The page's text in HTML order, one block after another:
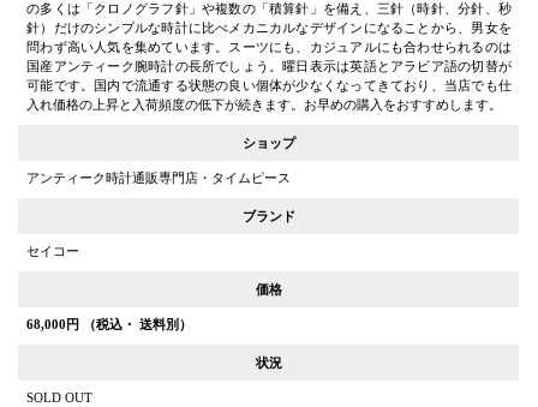
の多くは「クロノグラフ針」や複数の「積算針」を備え、三針（時針、分針、秒
針）だけのシンプルな時計に比べメカニカルなデザインになることから、男女を
問わず高い人気を集めています。スーツにも、カジュアルにも合わせられるのは
国産アンティーク腕時計の長所でしょう。曜日表示は英語とアラビア語の切替が
可能です。国内で流通する状態の良い個体が少なくなってきており、当店でも仕
入れ価格の上昇と入荷頻度の低下が続きます。お早めの購入をおすすめします。
ショップ
アンティーク時計通販専門店・タイムピース
ブランド
セイコー
価格
68,000 円 （税込・ 送料別）
状況
SOLD OUT